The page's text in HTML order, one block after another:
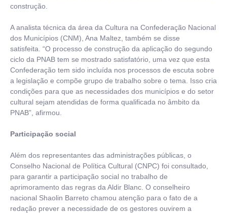
construção.
A analista técnica da área da Cultura na Confederação Nacional
dos Municípios (CNM), Ana Maltez, também se disse
satisfeita. “O processo de construção da aplicação do segundo
ciclo da PNAB tem se mostrado satisfatório, uma vez que esta
Confederação tem sido incluída nos processos de escuta sobre
a legislação e compõe grupo de trabalho sobre o tema. Isso cria
condições para que as necessidades dos municípios e do setor
cultural sejam atendidas de forma qualificada no âmbito da
PNAB”, afirmou.
Participação social
Além dos representantes das administrações públicas, o
Conselho Nacional de Política Cultural (CNPC) foi consultado,
para garantir a participação social no trabalho de
aprimoramento das regras da Aldir Blanc. O conselheiro
nacional Shaolin Barreto chamou atenção para o fato de a
redação prever a necessidade de os gestores ouvirem a